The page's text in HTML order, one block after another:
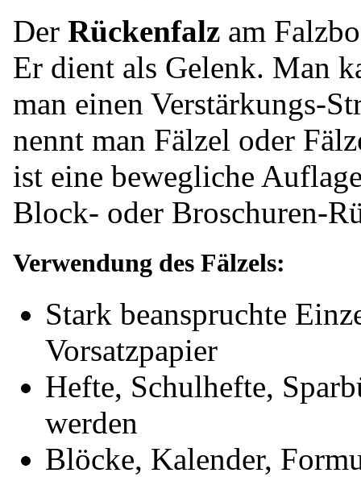
Der Rückenfalz am
Er dient als Gelenk. Man
man einen Verstärkungs-
nennt man Fälzel oder
ist eine bewegliche
Block- oder Broschuren-
Verwendung des Fälzels:
Stark beanspruchte
Vorsatzpapier
Hefte, Schulhefte,
werden
Blöcke, Kalender,